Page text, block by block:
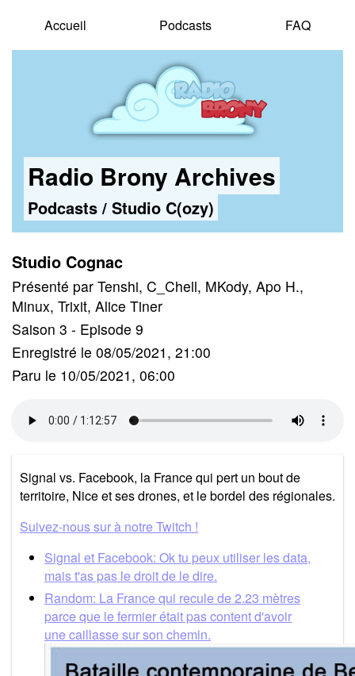
Accueil Podcasts FAQ
Radio Brony Archives
Podcasts/ Studio C(ozy)
Studio Cognac
Présenté par Tenshi, C_Chell, MKody, Apo H.,
Minux, Trixit, Alice Tiner
Saison 3 - Episode 9
Enregistré le 08/05/2021, 21:00
Paru le 10/05/2021, 06:00
Signal vs. Facebook, la France qui pert un bout de
territoire, Nice et ses drones, et le bordel des régionales.
Suivez-nous sur à notre Twitch !
Signal et Facebook: Ok tu peux utiliser les data,
mais t'as pas le droit de le dire.
Random: La France qui recule de 2.23 mètres
parce que le fermier était pas content d'avoir
une caillasse sur son chemin.